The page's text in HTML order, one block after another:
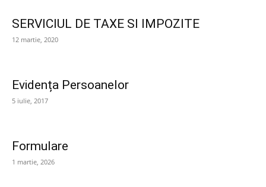
SERVICIUL DE TAXE SI IMPOZITE
12 martie, 2020
Evidența Persoanelor
5 iulie, 2017
Formulare
1 martie, 2026